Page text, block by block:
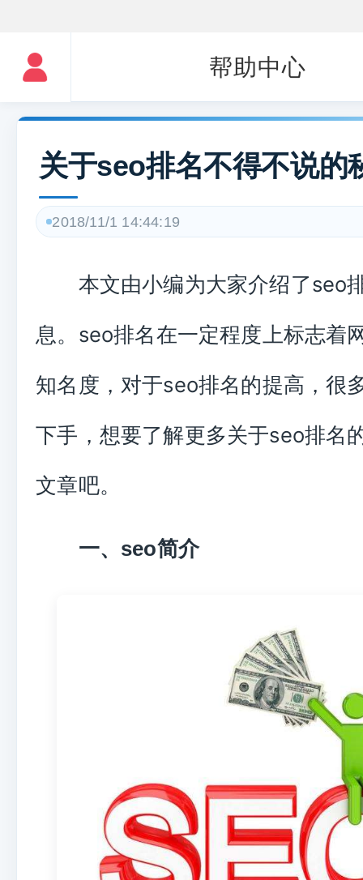
帮助中心
关于seo排名不得不说的
2018/11/1 14:44:19
本文由小编为大家介绍了seo
息。seo排名在一定程度上标志着
知名度，对于seo排名的提高，很
下手，想要了解更多关于seo排名
文章吧。
一、seo简介